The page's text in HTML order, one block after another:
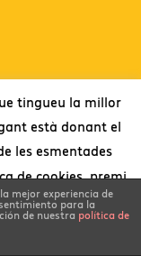
mejor experiencia de
para la
de nuestra política de
tingueu la millor
està donant el
les esmentades
de cookies, premi